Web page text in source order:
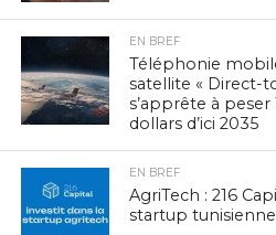
EN BREF
Téléphonie
satellite « Direct-
s’apprête à peser
dollars d’ici 2035
EN BREF
AgriTech : 216
startup